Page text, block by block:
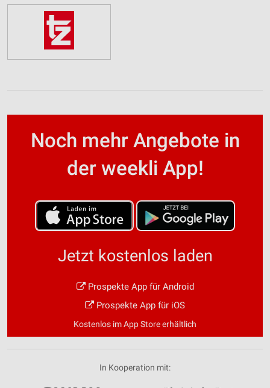
Noch mehr Angebote in
der weekli App!
Jetzt kostenlos laden
Prospekte App für Android
Prospekte App für iOS
Kostenlos im App Store erhältlich
In Kooperation mit: